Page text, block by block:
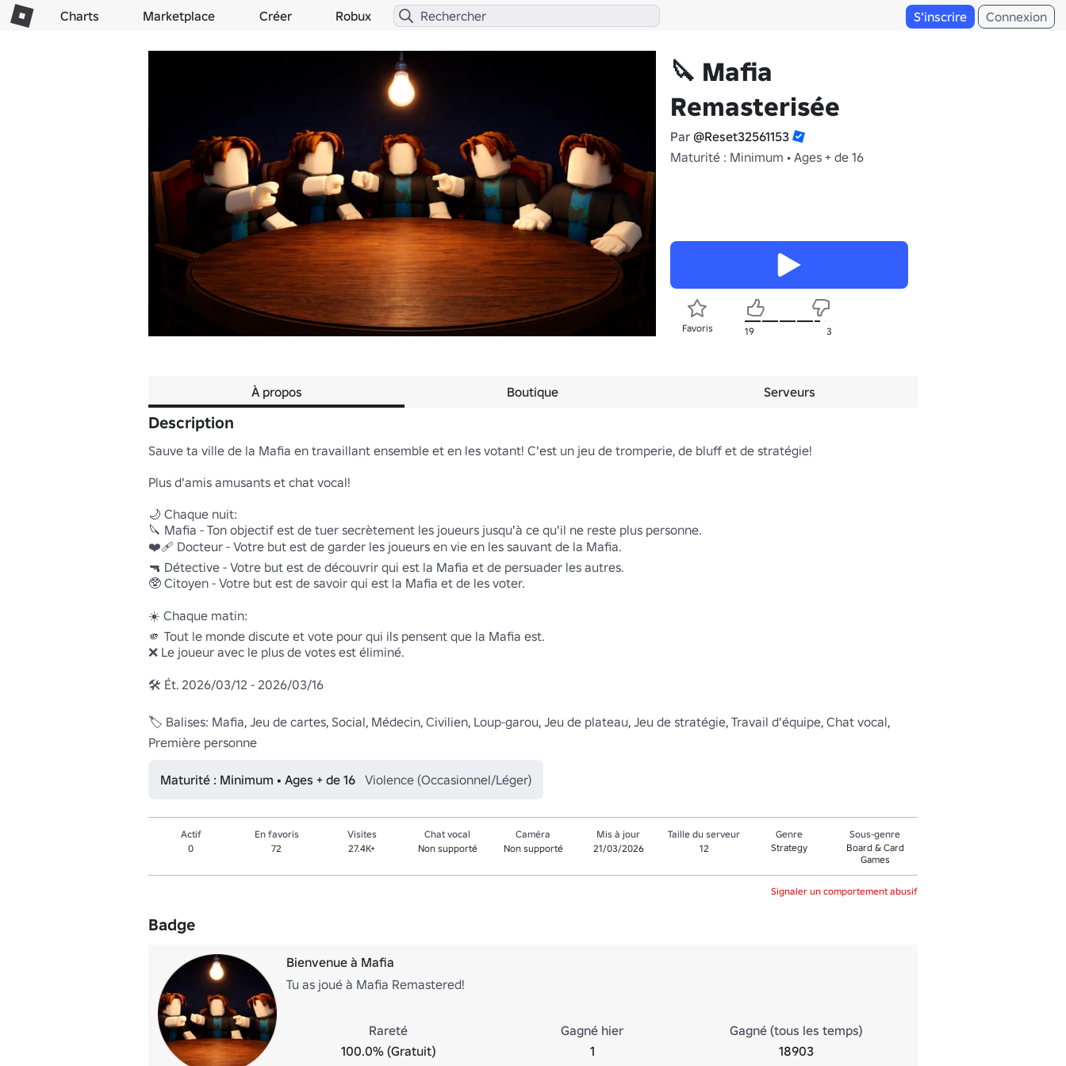
Charts Marketplace Créer Robux S'inscrire Connexion
🔪 Mafia
Remasterisée
Par @Reset32561153
Maturité : Minimum • Ages + de 16
Favoris 19 3
À propos Boutique Serveurs
Description
Sauve ta ville de la Mafia en travaillant ensemble et en les votant! C'est un jeu de tromperie, de bluff et de stratégie!
Plus d'amis amusants et chat vocal!
🌙 Chaque nuit:
🔪 Mafia - Ton objectif est de tuer secrètement les joueurs jusqu'à ce qu'il ne reste plus personne.
❤️‍🩹 Docteur - Votre but est de garder les joueurs en vie en les sauvant de la Mafia.
🔫 Détective - Votre but est de découvrir qui est la Mafia et de persuader les autres.
🥸 Citoyen - Votre but est de savoir qui est la Mafia et de les voter.
☀️ Chaque matin:
🫵 Tout le monde discute et vote pour qui ils pensent que la Mafia est.
❌ Le joueur avec le plus de votes est éliminé.
🛠️ Ét. 2026/03/12 - 2026/03/16
🏷️ Balises: Mafia, Jeu de cartes, Social, Médecin, Civilien, Loup-garou, Jeu de plateau, Jeu de stratégie, Travail d'équipe, Chat vocal,
Première personne
Maturité : Minimum • Ages + de 16 Violence (Occasionnel/Léger)
Actif
0
En favoris
72
Visites
27.4K+
Chat vocal
Non supporté
Caméra
Non supporté
Mis à jour
21/03/2026
Taille du serveur
12
Genre
Strategy
Sous-genre
Board & Card
Games
Signaler un comportement abusif
Badge
Bienvenue à Mafia
Tu as joué à Mafia Remastered!
Rareté
100.0% (Gratuit)
Gagné hier
1
Gagné (tous les temps)
18903